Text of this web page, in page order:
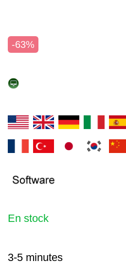
-63%
En stock
3-5 minutes